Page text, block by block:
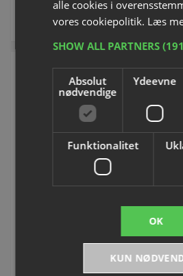
Køb
Nåleventiler
alle cookies i
vores cookiepolitik. Læs
SHOW ALL PARTNERS
Absolut
nødvendige
Ydeevne
Funktionalitet
OK
KUN